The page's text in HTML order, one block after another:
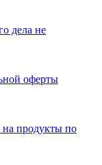
дела не
оферты
на продукты по